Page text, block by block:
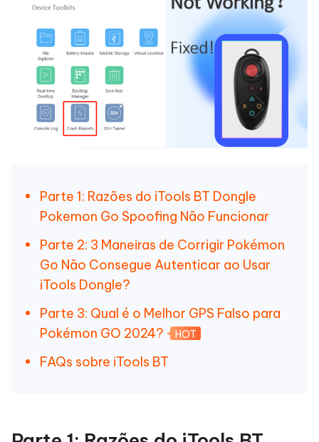
Parte 1: Razões do iTools BT Dongle
Pokemon Go Spoofing Não Funcionar
Parte 2: 3 Maneiras de Corrigir Pokémon
Go Não Consegue Autenticar ao Usar
iTools Dongle?
Parte 3: Qual é o Melhor GPS Falso para
Pokémon GO 2024?
HOT
FAQs sobre iTools BT